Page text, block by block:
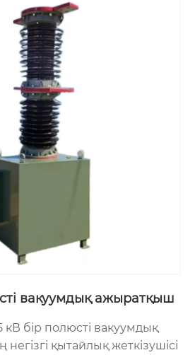
вольтты автоматты
24КВ, 27,5КВ және 33КВ
деңгейлерімен теңшеледі;
ажыратқыш 33КВ, 40,5КВ
кернеу деңгейлерімен
автоматты ажыратқышы
және т.б. кернеу
жоғары вольтты
вакуумдық ажыратқыш
кВ бір полюсті вакуумдық
қытайлық жеткізушісі